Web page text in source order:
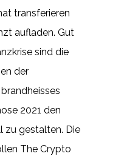
transferieren
aufladen. Gut
sind die
der
2021 den
zu gestalten. Die
The Crypto